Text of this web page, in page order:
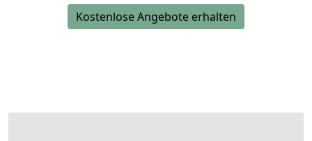
Kostenlose Angebote erhalten